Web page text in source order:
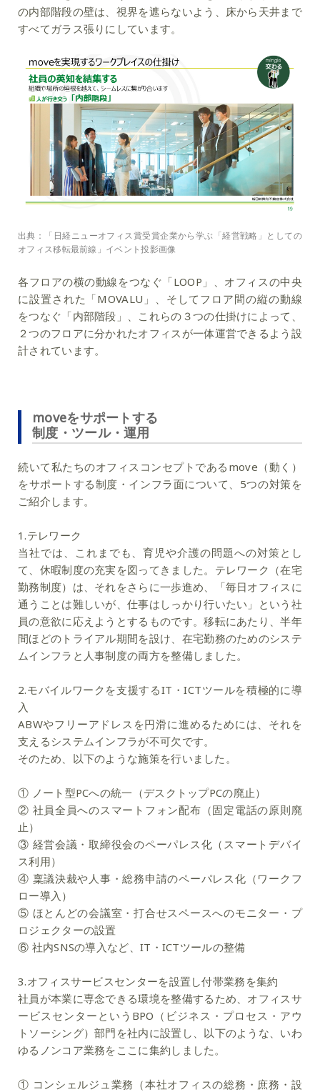
の内部階段の壁は、視界を遮らないよう、床から天井まで
すべてガラス張りにしています。
出典：「日経ニューオフィス賞受賞企業から学ぶ「経営戦略」としての
オフィス移転最前線」イベント投影画像
各フロアの横の動線をつなぐ「LOOP」、オフィスの中央
に設置された「MOVALU」、そしてフロア間の縦の動線
をつなぐ「内部階段」、これらの３つの仕掛けによって、
２つのフロアに分かれたオフィスが一体運営できるよう設
計されています。
moveをサポートする
制度・ツール・運用
続いて私たちのオフィスコンセプトであるmove（動く）
をサポートする制度・インフラ面について、5つの対策を
ご紹介します。
1.テレワーク
当社では、これまでも、育児や介護の問題への対策とし
て、休暇制度の充実を図ってきました。テレワーク（在宅
勤務制度）は、それをさらに一歩進め、「毎日オフィスに
通うことは難しいが、仕事はしっかり行いたい」という社
員の意欲に応えようとするものです。移転にあたり、半年
間ほどのトライアル期間を設け、在宅勤務のためのシステ
ムインフラと人事制度の両方を整備しました。
2.モバイルワークを支援するIT・ICTツールを積極的に導
入
ABWやフリーアドレスを円滑に進めるためには、それを
支えるシステムインフラが不可欠です。
そのため、以下のような施策を行いました。
① ノート型PCへの統一（デスクトップPCの廃止）
② 社員全員へのスマートフォン配布（固定電話の原則廃
止）
③ 経営会議・取締役会のペーパレス化（スマートデバイ
ス利用）
④ 稟議決裁や人事・総務申請のペーパレス化（ワークフ
ロー導入）
⑤ ほとんどの会議室・打合せスペースへのモニター・プ
ロジェクターの設置
⑥ 社内SNSの導入など、IT・ICTツールの整備
3.オフィスサービスセンターを設置し付帯業務を集約
社員が本業に専念できる環境を整備するため、オフィスサ
ービスセンターというBPO（ビジネス・プロセス・アウ
トソーシング）部門を社内に設置し、以下のような、いわ
ゆる ノンコア業務をここに集約 しました。
① コンシェルジュ業務（本社オフィスの総務・庶務・設